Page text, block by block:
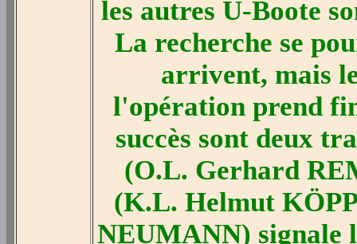
les autres U-Boote
La recherche se
arrivent, mais
l'opération prend
succès sont deux
(O.L. Gerhard
(K.L. Helmut
NEUMANN) signale